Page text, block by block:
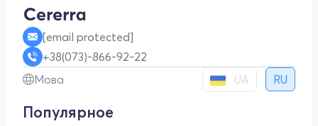
[email protected]
+38(073)-866-92-22
Мова
UA RU
Популярное